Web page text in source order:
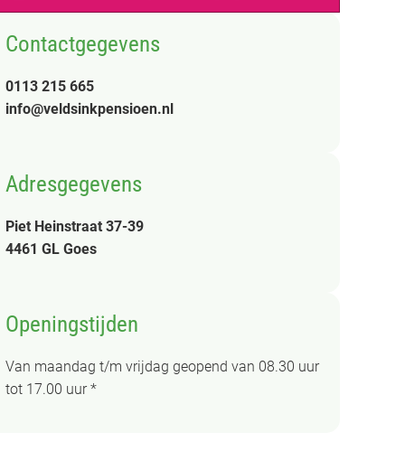
Contactgegevens
0113 215 665
info@veldsinkpensioen.nl
Adresgegevens
Piet Heinstraat 37-39
4461 GL Goes
Openingstijden
Van maandag t/m vrijdag geopend van 08.30 uur
tot 17.00 uur *